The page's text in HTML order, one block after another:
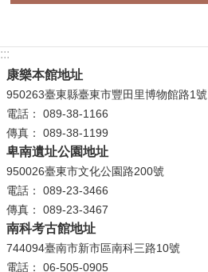
我
們
便
民
服
性
別
:::
康樂本館地址
950263臺東縣臺東市豐田里博物館路1號
電話： 089-38-1166
傳真： 089-38-1199
卑南遺址公園地址
950026臺東市文化公園路200號
電話： 089-23-3466
傳真： 089-23-3467
南科考古館地址
744094臺南市新市區南科三路10號
電話： 06-505-0905